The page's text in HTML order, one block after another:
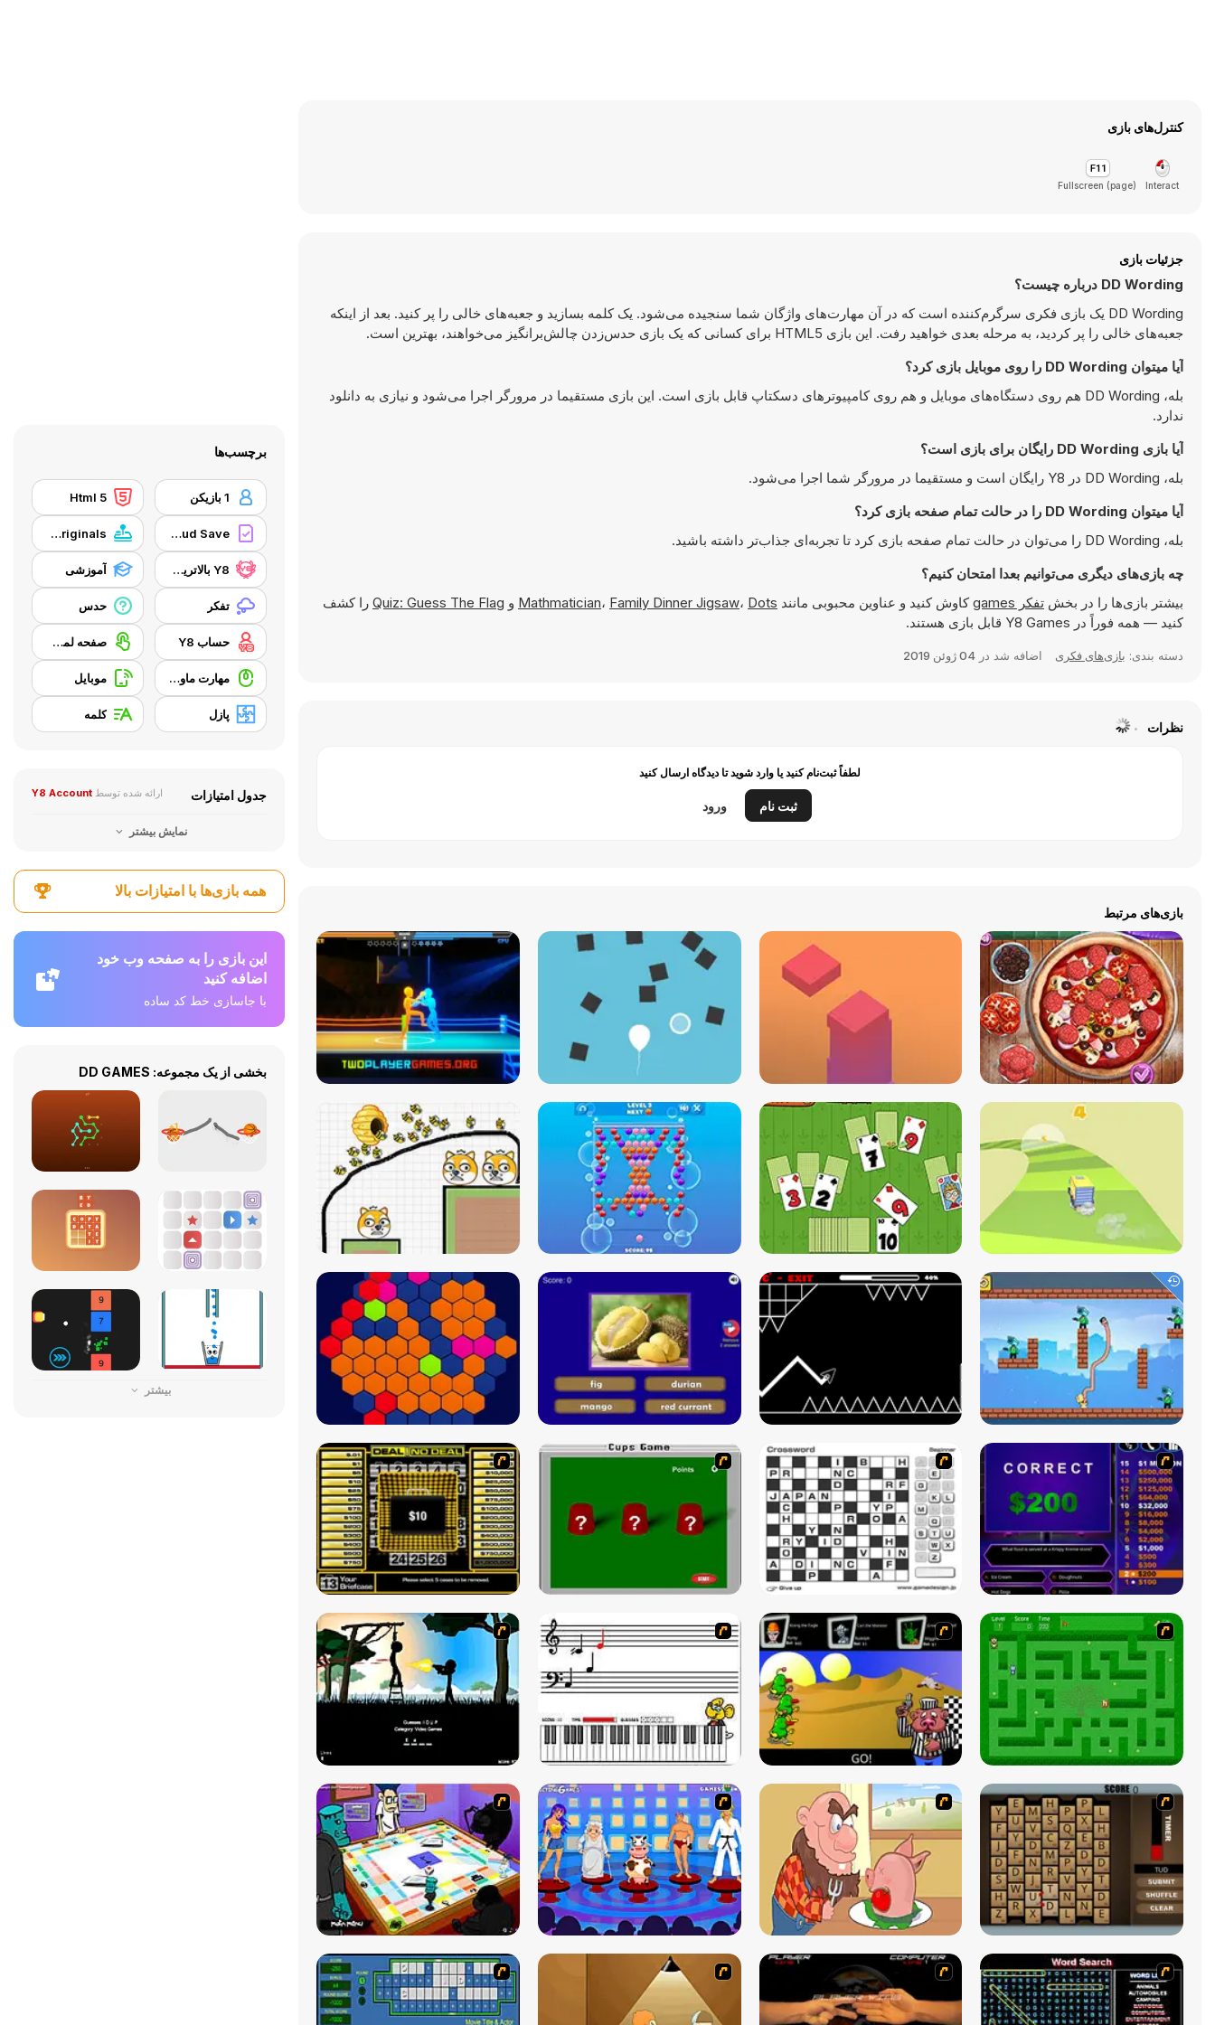
کنترل‌های بازی
Interact
Fullscreen (page)
جزئیات بازی
DD Wording درباره چیست؟
DD Wording یک بازی فکری سرگرم‌کننده است که در آن مهارت‌های واژگان شما سنجیده می‌شود. یک کلمه بسازید و جعبه‌های خالی را پر کنید. بعد از اینکه
جعبه‌های خالی را پر کردید، به مرحله بعدی خواهید رفت. این بازی HTML5 برای کسانی که یک بازی حدس‌زدن چالش‌برانگیز می‌خواهند، بهترین است.
آیا میتوان DD Wording را روی موبایل بازی کرد؟
بله، DD Wording هم روی دستگاه‌های موبایل و هم روی کامپیوترهای دسکتاپ قابل بازی است. این بازی مستقیما در مرورگر اجرا می‌شود و نیازی به دانلود
ندارد.
آیا بازی DD Wording رایگان برای بازی است؟
بله، DD Wording در Y8 رایگان است و مستقیما در مرورگر شما اجرا می‌شود.
آیا میتوان DD Wording را در حالت تمام صفحه بازی کرد؟
بله، DD Wording را می‌توان در حالت تمام صفحه بازی کرد تا تجربه‌ای جذاب‌تر داشته باشید.
چه بازی‌های دیگری می‌توانیم بعدا امتحان کنیم؟
بیشتر بازی‌ها را در بخش تفکر games کاوش کنید و عناوین محبوبی مانند Mathmatician، Family Dinner Jigsaw، Dots و Quiz: Guess The Flag را کشف
کنید — همه فوراً در Y8 Games قابل بازی هستند.
دسته بندی: بازی‌های فکری اضافه شد در 04 ژوئن 2019
نظرات
لطفاً ثبت‌نام کنید یا وارد شوید تا دیدگاه ارسال کنید
ثبت نام ورود
بازی‌های مرتبط
برچسب‌ها
1 بازیکن Html 5
Y8 Cloud Save
Y8 Originals
Y8 بالاترین امتیاز آموزشی
تفکر حدس
حساب Y8 صفحه لمسی
مهارت ماوس موبایل
پازل کلمه
جدول امتیازات ارائه شده توسط Y8 Account
نمایش بیشتر
همه بازی‌ها با امتیازات بالا
این بازی را به صفحه وب خود
اضافه کنید
با جاسازی خط کد ساده
بخشی از یک مجموعه: DD GAMES
بیشتر